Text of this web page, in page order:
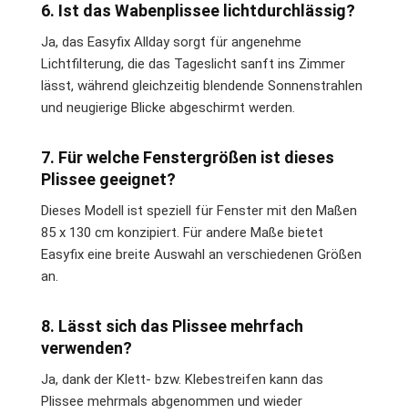
6. Ist das Wabenplissee lichtdurchlässig?
Ja, das Easyfix Allday sorgt für angenehme
Lichtfilterung, die das Tageslicht sanft ins Zimmer
lässt, während gleichzeitig blendende Sonnenstrahlen
und neugierige Blicke abgeschirmt werden.
7. Für welche Fenstergrößen ist dieses
Plissee geeignet?
Dieses Modell ist speziell für Fenster mit den Maßen
85 x 130 cm konzipiert. Für andere Maße bietet
Easyfix eine breite Auswahl an verschiedenen Größen
an.
8. Lässt sich das Plissee mehrfach
verwenden?
Ja, dank der Klett- bzw. Klebestreifen kann das
Plissee mehrmals abgenommen und wieder